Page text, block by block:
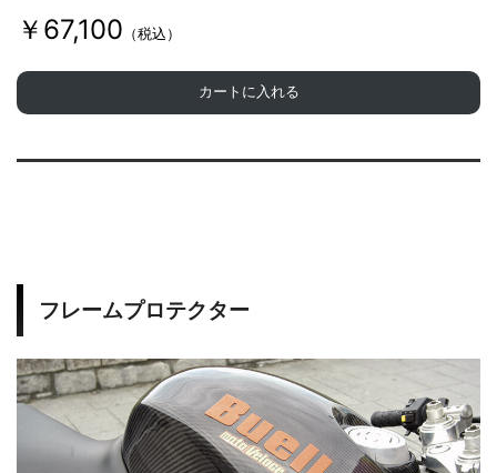
￥67,100 （税込）
カートに入れる
フレームプロテクター